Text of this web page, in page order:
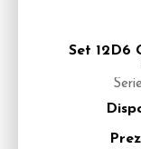
Set 12D6